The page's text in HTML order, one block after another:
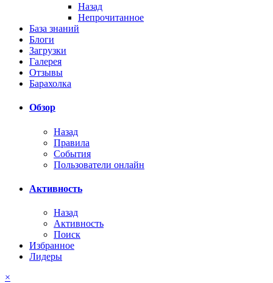
Назад
Непрочитанное
База знаний
Блоги
Загрузки
Галерея
Отзывы
Барахолка
Обзор
Назад
Правила
События
Пользователи онлайн
Активность
Назад
Активность
Поиск
Избранное
Лидеры
×